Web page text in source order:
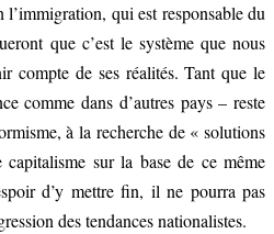
l’immigration, qui est responsable du
que c’est le système que nous
compte de ses réalités. Tant que le
comme dans d’autres pays – reste
à la recherche de « solutions
sur la base de ce même
d’y mettre fin, il ne pourra pas
des tendances nationalistes.